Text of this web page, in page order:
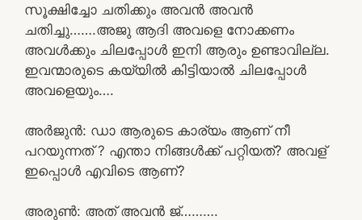
സൂക്ഷിച്ചോ ചതിക്കും അവൻ അവൻ
ചതിച്ചു…….അജു ആദി അവളെ നോക്കണം
അവൾക്കും ചിലപ്പോൾ ഇനി ആരും ഉണ്ടാവില്ല.
ഇവന്മാരുടെ കയ്യിൽ കിട്ടിയാൽ ചിലപ്പോൾ
അവളെയും….
അർജുൻ: ഡാ ആരുടെ കാര്യം ആണ് നീ
പറയുന്നത് ? എന്താ നിങ്ങൾക്ക് പറ്റിയത്? അവള്
ഇപ്പൊൾ എവിടെ ആണ്?
അരുൺ: അത് അവൻ ജ്……….